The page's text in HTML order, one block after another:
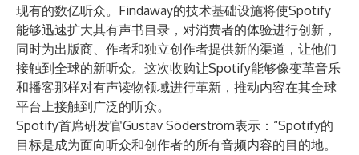
现有的数亿听众。Findaway的技术基础设施将使Spotify
能够迅速扩大其有声书目录，对消费者的体验进行创新，
同时为出版商、作者和独立创作者提供新的渠道，让他们
接触到全球的新听众。这次收购让Spotify能够像变革音乐
和播客那样对有声读物领域进行革新，推动内容在其全球
平台上接触到广泛的听众。
Spotify首席研发官Gustav Söderström表示：“Spotify的
目标是成为面向听众和创作者的所有音频内容的目的地。